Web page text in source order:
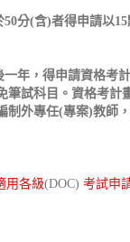
分(含)者得申請以
年，得申請資格考
筆試科目。資格考計
制外專任(專案)教師
用各級(DOC) 考試申